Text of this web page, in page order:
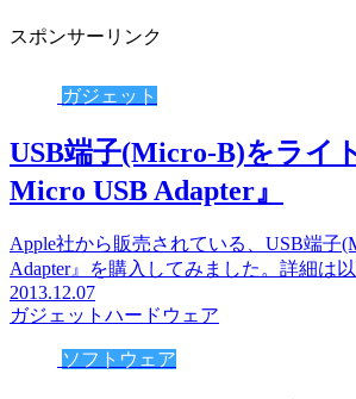
スポンサーリンク
ガジェット
USB端子(Micro-B)をライ
Micro USB Adapter』
Apple社から販売されている、USB端子
Adapter』を購入してみました。詳細は以
2013.12.07
ガジェット ハードウェア
ソフトウェア